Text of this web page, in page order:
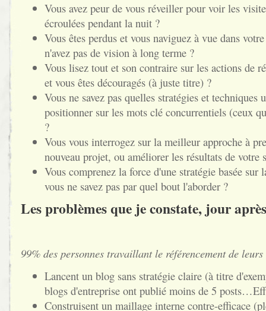
Vous avez peur de vous réveiller pour voir les
écroulées pendant la nuit ?
Vous êtes perdus et vous naviguez à vue dans
n'avez pas de vision à long terme ?
Vous lisez tout et son contraire sur les actions de
et vous êtes découragés (à juste titre) ?
Vous ne savez pas quelles stratégies et techniques
positionner sur les mots clé concurrentiels (ceux
?
Vous vous interrogez sur la meilleur approche à
nouveau projet, ou améliorer les résultats de votre
Vous comprenez la force d'une stratégie basée sur
vous ne savez pas par quel bout l'aborder ?
Les problèmes que je constate, jour
99% des personnes travaillant le référencement de
Lancent un blog sans stratégie claire (à titre
blogs d'entreprise ont publié moins de 5
Construisent un maillage interne contre-efficace